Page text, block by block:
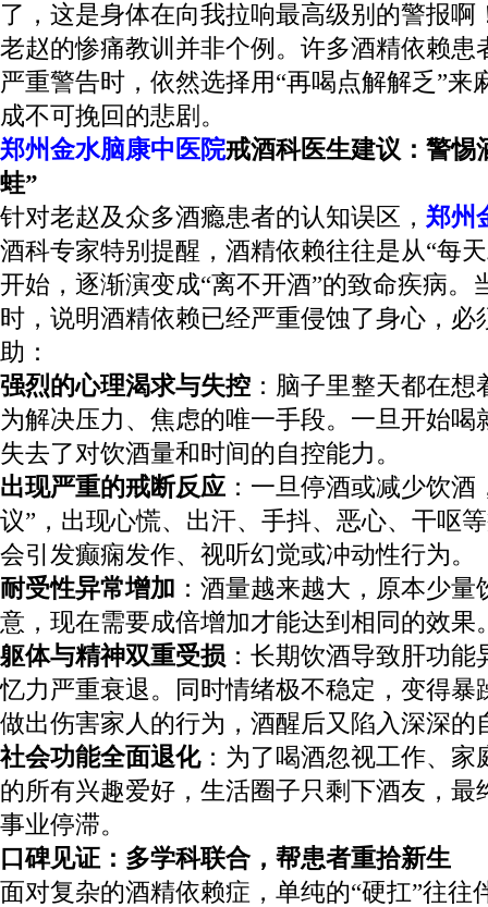
了，这是身体在向我拉响最高级别的警报啊
老赵的惨痛教训并非个例。许多酒精依赖患
严重警告时，依然选择用“再喝点解解乏”来
成不可挽回的悲剧。
郑州金水脑康中医院戒酒科医生建议：警惕
蛙”
针对老赵及众多酒瘾患者的认知误区， 郑州
酒科专家特别提醒，酒精依赖往往是从“每
开始，逐渐演变成“离不开酒”的致命疾病。
时，说明酒精依赖已经严重侵蚀了身心，必
助：
强烈的心理渴求与失控 ：脑子里整天都在
为解决压力、焦虑的唯一手段。一旦开始喝
失去了对饮酒量和时间的自控能力。
出现严重的戒断反应 ：一旦停酒或减少饮酒
议”，出现心慌、出汗、手抖、恶心、干呕
会引发癫痫发作、视听幻觉或冲动性行为。
耐受性异常增加 ：酒量越来越大，原本少
意，现在需要成倍增加才能达到相同的效果
躯体与精神双重受损 ：长期饮酒导致肝功
忆力严重衰退。同时情绪极不稳定，变得暴
做出伤害家人的行为，酒醒后又陷入深深的
社会功能全面退化：为了喝酒忽视工作、家
的所有兴趣爱好，生活圈子只剩下酒友，最
事业停滞。
口碑见证：多学科联合，帮患者重拾新生
面对复杂的酒精依赖症，单纯的“硬扛”往往